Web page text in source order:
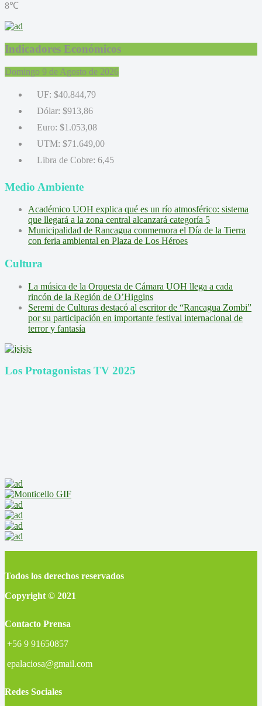
8℃
Indicadores Económicos
Domingo 9 de Agosto de 2026
UF: $40.844,79
Dólar: $913,86
Euro: $1.053,08
UTM: $71.649,00
Libra de Cobre: 6,45
Medio Ambiente
Académico UOH explica qué es un río atmosférico: sistema
que llegará a la zona central alcanzará categoría 5
Municipalidad de Rancagua conmemora el Día de la Tierra
con feria ambiental en Plaza de Los Héroes
Cultura
La música de la Orquesta de Cámara UOH llega a cada
rincón de la Región de O’Higgins
Seremi de Culturas destacó al escritor de “Rancagua Zombi”
por su participación en importante festival internacional de
terror y fantasía
Los Protagonistas TV 2025
Todos los derechos reservados
Copyright © 2021
Contacto Prensa
+56 9 91650857
epalaciosa@gmail.com
Redes Sociales